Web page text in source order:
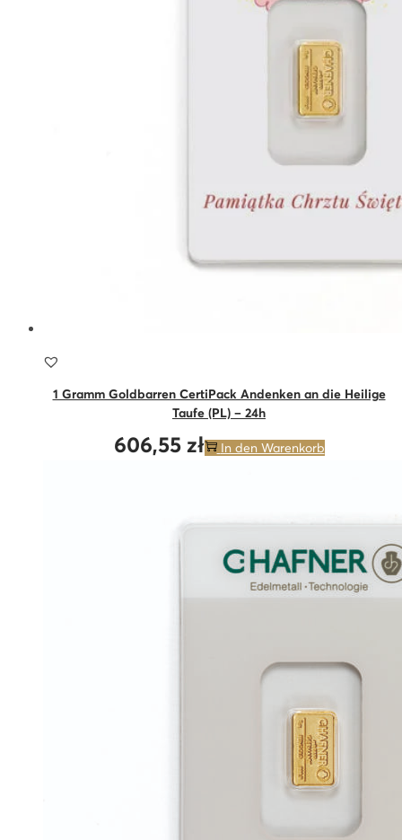
1 Gramm Goldbarren CertiPack Andenken an die Heilige
Taufe (PL) – 24h
606,55 zł In den Warenkorb